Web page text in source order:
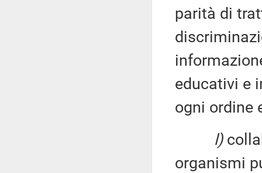
parità di
educativi e
ogni ordine
l)
organismi